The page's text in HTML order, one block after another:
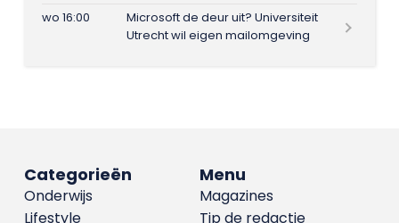
wo 16:00
Microsoft de deur uit? Universiteit
Utrecht wil eigen mailomgeving
Menu
Magazines
Tip de redactie
Categorieën
Onderwijs
Lifestyle